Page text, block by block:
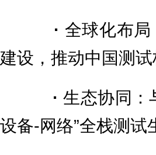
· 全球化布
建设，推动中国测试
· 生态协同：
设备-网络”全栈测试